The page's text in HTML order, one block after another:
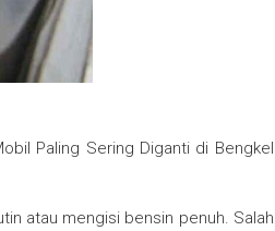
Paling Sering Diganti di Bengkel
atau mengisi bensin penuh. Salah